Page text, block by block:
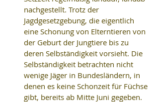
nachgestellt. Trotz der
Jagdgesetzgebung, die eigentlich
eine Schonung von Elterntieren von
der Geburt der Jungtiere bis zu
deren Selbständigkeit vorsieht. Die
Selbständigkeit betrachten nicht
wenige Jäger in Bundesländern, in
denen es keine Schonzeit für Füchse
gibt, bereits ab Mitte Juni gegeben.